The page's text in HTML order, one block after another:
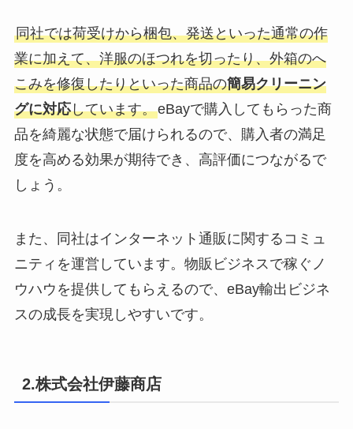
同社では荷受けから梱包、発送といった通常の作
業に加えて、洋服のほつれを切ったり、外箱のへ
こみを修復したりといった商品の簡易クリーニン
グに対応しています。eBayで購入してもらった商
品を綺麗な状態で届けられるので、購入者の満足
度を高める効果が期待でき、高評価につながるで
しょう。
また、同社はインターネット通販に関するコミュ
ニティを運営しています。物販ビジネスで稼ぐノ
ウハウを提供してもらえるので、eBay輸出ビジネ
スの成長を実現しやすいです。
2.株式会社伊藤商店